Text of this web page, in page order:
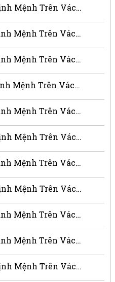
Chương 34 - Lựa Chọn Định Mệnh Trên Vách Núi
Chương 33 - Lựa Chọn Định Mệnh Trên Vách Núi
Chương 32 - Lựa Chọn Định Mệnh Trên Vách Núi
Chương 31 - Lựa Chọn Định Mệnh Trên Vách Núi
Chương 30 - Lựa Chọn Định Mệnh Trên Vách Núi
Chương 29 - Lựa Chọn Định Mệnh Trên Vách Núi
Chương 28 - Lựa Chọn Định Mệnh Trên Vách Núi
Chương 27 - Lựa Chọn Định Mệnh Trên Vách Núi
Chương 26 - Lựa Chọn Định Mệnh Trên Vách Núi
Chương 25 - Lựa Chọn Định Mệnh Trên Vách Núi
Chương 24 - Lựa Chọn Định Mệnh Trên Vách Núi